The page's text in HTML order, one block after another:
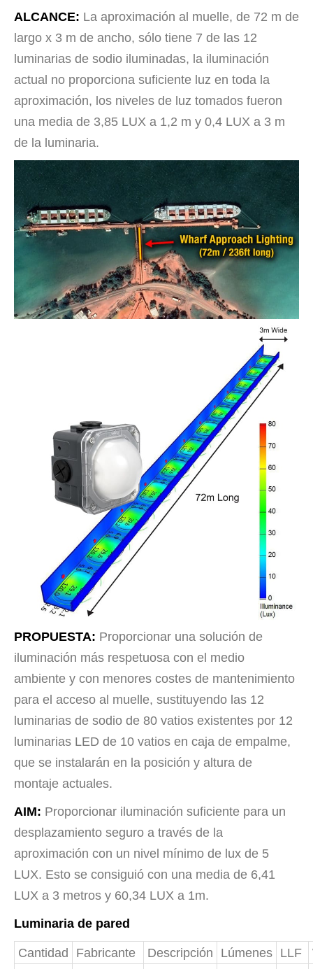
ALCANCE: La aproximación al muelle, de 72 m de
largo x 3 m de ancho, sólo tiene 7 de las 12
luminarias de sodio iluminadas, la iluminación
actual no proporciona suficiente luz en toda la
aproximación, los niveles de luz tomados fueron
una media de 3,85 LUX a 1,2 m y 0,4 LUX a 3 m
de la luminaria.
PROPUESTA: Proporcionar una solución de
iluminación más respetuosa con el medio
ambiente y con menores costes de mantenimiento
para el acceso al muelle, sustituyendo las 12
luminarias de sodio de 80 vatios existentes por 12
luminarias LED de 10 vatios en caja de empalme,
que se instalarán en la posición y altura de
montaje actuales.
AIM: Proporcionar iluminación suficiente para un
desplazamiento seguro a través de la
aproximación con un nivel mínimo de lux de 5
LUX. Esto se consiguió con una media de 6,41
LUX a 3 metros y 60,34 LUX a 1m.
Luminaria de pared
Cantidad Fabricante Descripción Lúmenes LLF